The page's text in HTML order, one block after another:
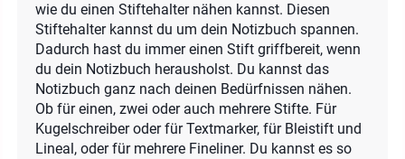
wie du einen Stiftehalter nähen kannst. Diesen
Stiftehalter kannst du um dein Notizbuch spannen.
Dadurch hast du immer einen Stift griffbereit, wenn
du dein Notizbuch herausholst. Du kannst das
Notizbuch ganz nach deinen Bedürfnissen nähen.
Ob für einen, zwei oder auch mehrere Stifte. Für
Kugelschreiber oder für Textmarker, für Bleistift und
Lineal, oder für mehrere Fineliner. Du kannst es so